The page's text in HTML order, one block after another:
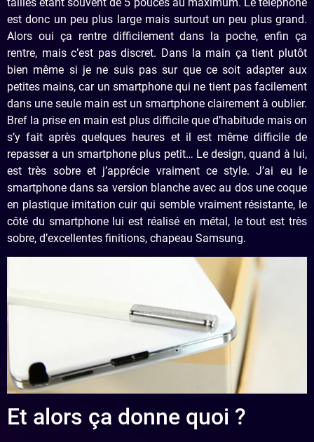
est donc un peu plus large mais surtout un peu plus grand.
Alors oui ça rentre difficilement dans la poche, enfin ça
rentre, mais c’est pas discret. Dans la main ça tient plutôt
bien même si je ne suis pas sur que ce soit adapter aux
petites mains, car un smartphone qui ne tient pas facilement
dans une seule main est un smartphone clairement à oublier.
Bref la prise en main est plus difficile que d’habitude mais on
s’y fait après quelques heures et il est même difficile de
repasser a un smartphone plus petit… Le design, quand à lui,
est très sobre et j’apprécie vraiment ce style. J’ai eu le
smartphone dans sa version blanche avec au dos une coque
en plastique imitation cuir qui semble vraiment résistante, le
côté du smartphone lui est réalisé en métal, le tout est très
sobre, d’excellentes finitions, chapeau Samsung.
Et alors ça donne quoi ?